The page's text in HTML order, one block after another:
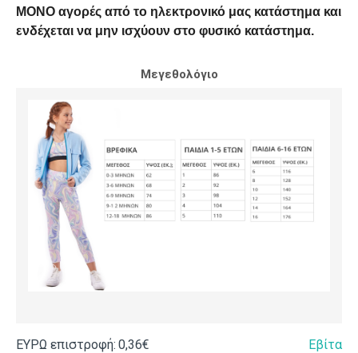
ΜΟΝΟ αγορές από το ηλεκτρονικό μας κατάστημα και
ενδέχεται να μην ισχύουν στο φυσικό κατάστημα.
Μεγεθολόγιο
ΕΥΡΩ επιστροφή: 0,36€
Εβίτα